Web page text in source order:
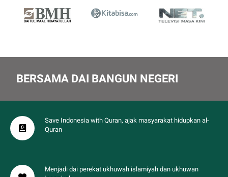
BERSAMA DAI BANGUN NEGERI
Save Indonesia with Quran, ajak masyarakat hidupkan al-
Quran
Menjadi dai perekat ukhuwah islamiyah dan ukhuwan